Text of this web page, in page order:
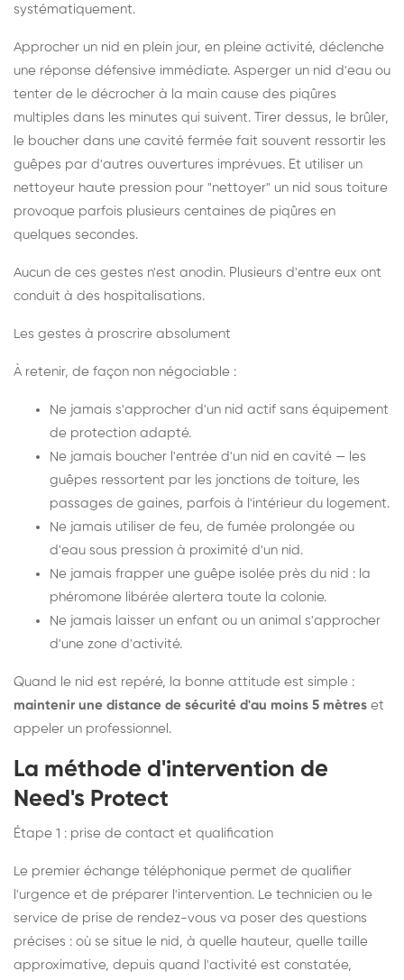
systématiquement.
Approcher un nid en plein jour, en pleine activité, déclenche
une réponse défensive immédiate. Asperger un nid d'eau ou
tenter de le décrocher à la main cause des piqûres
multiples dans les minutes qui suivent. Tirer dessus, le brûler,
le boucher dans une cavité fermée fait souvent ressortir les
guêpes par d'autres ouvertures imprévues. Et utiliser un
nettoyeur haute pression pour "nettoyer" un nid sous toiture
provoque parfois plusieurs centaines de piqûres en
quelques secondes.
Aucun de ces gestes n'est anodin. Plusieurs d'entre eux ont
conduit à des hospitalisations.
Les gestes à proscrire absolument
À retenir, de façon non négociable :
Ne jamais s'approcher d'un nid actif sans équipement
de protection adapté.
Ne jamais boucher l'entrée d'un nid en cavité — les
guêpes ressortent par les jonctions de toiture, les
passages de gaines, parfois à l'intérieur du logement.
Ne jamais utiliser de feu, de fumée prolongée ou
d'eau sous pression à proximité d'un nid.
Ne jamais frapper une guêpe isolée près du nid : la
phéromone libérée alertera toute la colonie.
Ne jamais laisser un enfant ou un animal s'approcher
d'une zone d'activité.
Quand le nid est repéré, la bonne attitude est simple :
maintenir une distance de sécurité d'au moins 5 mètres et
appeler un professionnel.
La méthode d'intervention de
Need's Protect
Étape 1 : prise de contact et qualification
Le premier échange téléphonique permet de qualifier
l'urgence et de préparer l'intervention. Le technicien ou le
service de prise de rendez-vous va poser des questions
précises : où se situe le nid, à quelle hauteur, quelle taille
approximative, depuis quand l'activité est constatée,